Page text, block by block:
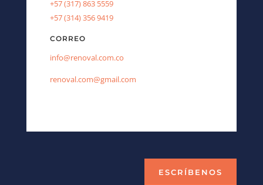
+57 (317) 863 5559
+57 (314) 356 9419
CORREO
info@renoval.com.co
renoval.com@gmail.com
ESCRÍBENOS